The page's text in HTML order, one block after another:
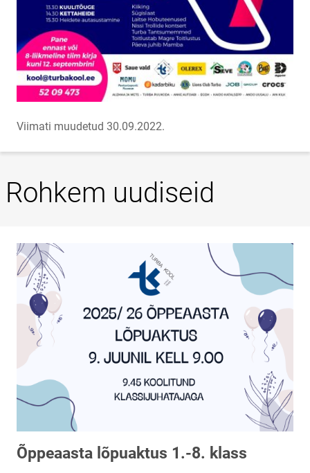
Viimati muudetud 30.09.2022.
Rohkem uudiseid
Õppeaasta lõpuaktus 1.-8. klass